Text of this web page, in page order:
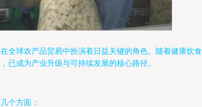
全球农产品贸易中扮演着日益关键的角色。随着健康饮
已成为产业升级与可持续发展的核心路径。
个方面：